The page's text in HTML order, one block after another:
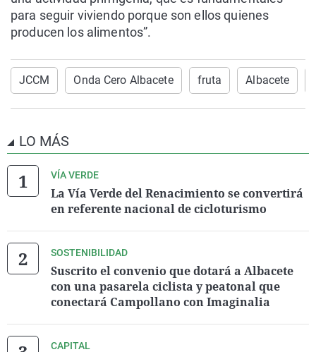
para seguir viviendo porque son ellos quienes
producen los alimentos”.
JCCM Onda Cero Albacete fruta Albacete
LO MÁS
VÍA VERDE
La Vía Verde del Renacimiento se convertirá
en referente nacional de cicloturismo
SOSTENIBILIDAD
Suscrito el convenio que dotará a Albacete
con una pasarela ciclista y peatonal que
conectará Campollano con Imaginalia
CAPITAL